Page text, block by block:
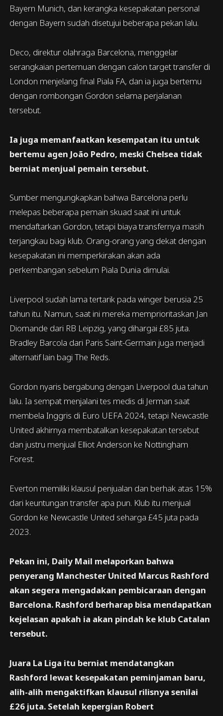
Bayern Munich, dan kerangka kesepakatan personal
dengan Bayern sudah disetujui beberapa pekan lalu.
Deco, direktur olahraga Barcelona, menggelar
serangkaian pertemuan dengan calon target transfer di
London menjelang final Piala FA, dan ia juga bertemu
dengan rombongan Gordon selama perjalanan
tersebut.
Ia juga memanfaatkan kesempatan itu untuk
bertemu agen João Pedro, meski Chelsea tidak
berniat menjual pemain tersebut.
Sumber mengungkapkan bahwa Barcelona perlu
melepas beberapa pemain skuad saat ini untuk
mendaftarkan Gordon, tetapi biaya transfernya masih
terjangkau bagi klub. Orang-orang yang dekat dengan
kesepakatan ini memperkirakan akan ada
perkembangan sebelum Piala Dunia dimulai.
Liverpool sudah lama tertarik pada winger berusia 25
tahun itu. Namun, saat ini mereka memprioritaskan Jan
Diomande dari RB Leipzig, yang dihargai £85 juta.
Bradley Barcola dari Paris Saint-Germain juga menjadi
alternatif lain bagi The Reds.
Gordon nyaris bergabung dengan Liverpool dua tahun
lalu. Ia sempat menjalani tes medis di Jerman saat
membela Inggris di Euro UEFA 2024, tetapi Newcastle
United akhirnya membatalkan kesepakatan tersebut
dan justru menjual Elliot Anderson ke Nottingham
Forest.
Everton memiliki klausul penjualan dan berhak atas 15%
dari keuntungan transfer apa pun. Klub itu menjual
Gordon ke Newcastle United seharga £45 juta pada
2023.
Pekan ini, Daily Mail melaporkan bahwa
penyerang Manchester United Marcus Rashford
akan segera mengadakan pembicaraan dengan
Barcelona. Rashford berharap bisa mendapatkan
kejelasan apakah ia akan pindah ke klub Catalan
tersebut.
Juara La Liga itu berniat mendatangkan
Rashford lewat kesepakatan peminjaman baru,
alih-alih mengaktifkan klausul rilisnya senilai
£26 juta. Setelah kepergian Robert